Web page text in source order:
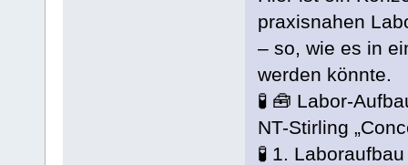
praxisnahen
– so, wie es in
werden könnte.
🧪 🧰 Labor-
NT-Stirling
🧪 1.